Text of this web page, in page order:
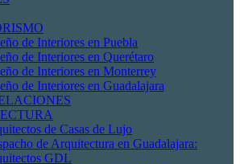
de Interiores en Puebla
de Interiores en Querétaro
de Interiores en Monterrey
de Interiores en Guadalajara
de Casas de Lujo
de Arquitectura en Guadalajara:
GDL